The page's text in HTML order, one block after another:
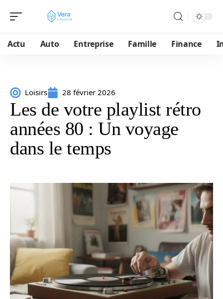
Actu Auto Entreprise Famille Finance
Loisirs 28 février 2026
Les de votre playlist rétro
années 80 : Un voyage
dans le temps